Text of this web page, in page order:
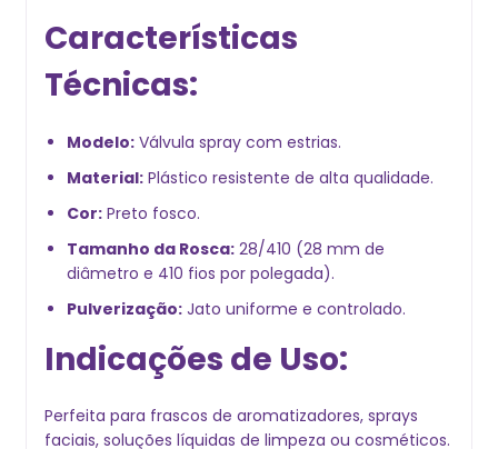
Características
Técnicas:
Modelo: Válvula spray com estrias.
Material: Plástico resistente de alta qualidade.
Cor: Preto fosco.
Tamanho da Rosca: 28/410 (28 mm de
diâmetro e 410 fios por polegada).
Pulverização: Jato uniforme e controlado.
Indicações de Uso:
Perfeita para frascos de aromatizadores, sprays
faciais, soluções líquidas de limpeza ou cosméticos.